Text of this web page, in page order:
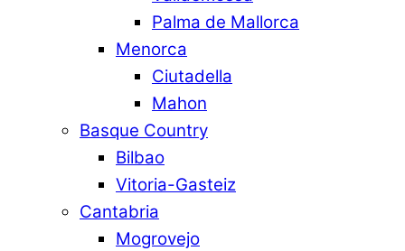
Palma de Mallorca
Menorca
Ciutadella
Mahon
Basque Country
Bilbao
Vitoria-Gasteiz
Cantabria
Mogrovejo